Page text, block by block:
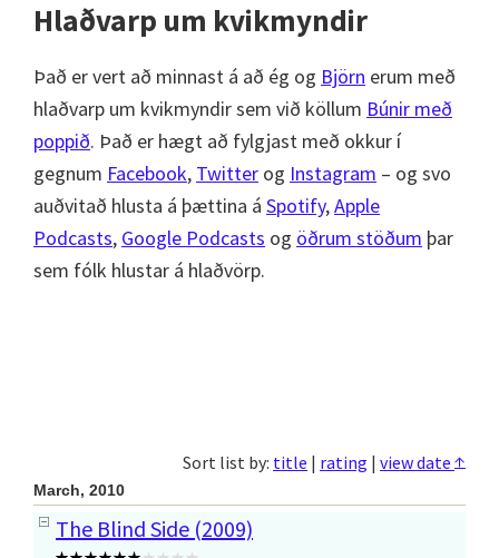
Hlaðvarp um kvikmyndir
Það er vert að minnast á að ég og Björn erum með
hlaðvarp um kvikmyndir sem við köllum Búnir með
poppið. Það er hægt að fylgjast með okkur í
gegnum Facebook, Twitter og Instagram – og svo
auðvitað hlusta á þættina á Spotify,Apple
Podcasts, Google Podcasts og öðrum stöðum þar
sem fólk hlustar á hlaðvörp.
Sort list by: title | rating | view date ↑
March, 2010
The Blind Side (2009)